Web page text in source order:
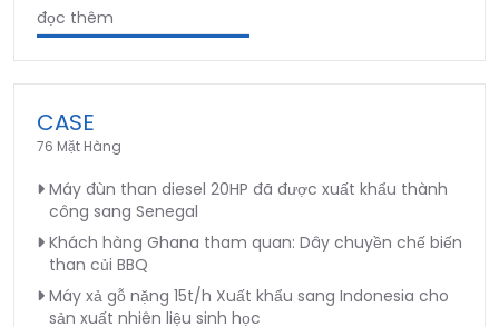
đọc thêm
CASE
76 Mặt Hàng
Máy đùn than diesel 20HP đã được xuất khẩu thành
công sang Senegal
Khách hàng Ghana tham quan: Dây chuyền chế biến
than củi BBQ
Máy xả gỗ nặng 15t/h Xuất khẩu sang Indonesia cho
sản xuất nhiên liệu sinh học